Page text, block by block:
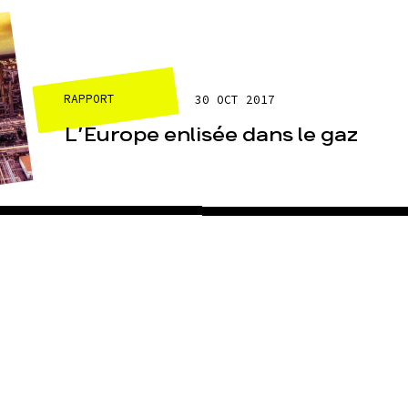
RAPPORT 30 OCT 2017
L’Europe enlisée dans le gaz